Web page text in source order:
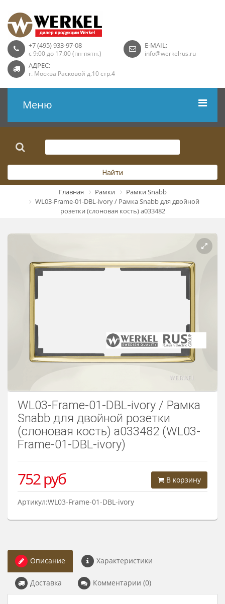
+7 (495) 933-97-08
с 9:00 до 17:00 (пн-пятн.)
E-MAIL:
info@werkelrus.ru
АДРЕС:
г. Москва Расковой д.10 стр.4
Меню
Розетки USB
Розетки ТВ
Светорегуляторы
Розетки Интернет
Найти
Главная Рамки
Рамки Snabb
WL03-Frame-01-DBL-ivory / Рамка Snabb для двойной
розетки (слоновая кость) a033482
WL03-Frame-01-DBL-ivory / Рамка
Snabb для двойной розетки
(слоновая кость) a033482 (WL03-
Frame-01-DBL-ivory)
В корзину
752руб
Артикул:WL03-Frame-01-DBL-ivory
Описание Характеристики
Доставка Комментарии (0)